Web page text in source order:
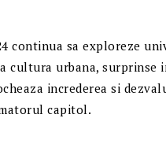
continua sa exploreze
cultura urbana, surprinse
increderea si
capitol.